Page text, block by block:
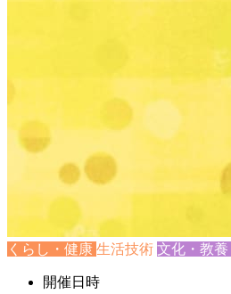
くらし・健康 生活技術 文化・教養
開催日時